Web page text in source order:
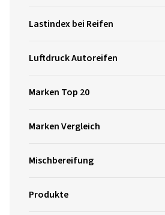
Lastindex bei Reifen
Luftdruck Autoreifen
Marken Top 20
Marken Vergleich
Mischbereifung
Produkte